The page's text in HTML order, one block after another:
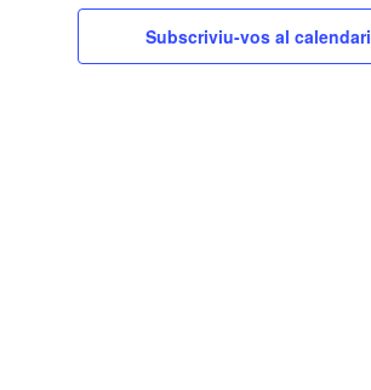
Subscriviu-vos al calendari